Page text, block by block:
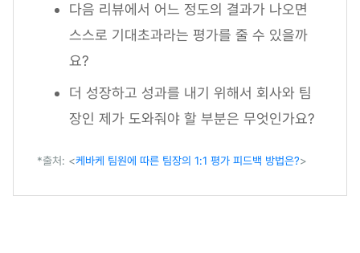
다음 리뷰에서 어느 정도의 결과가 나오면
스스로 기대초과라는 평가를 줄 수 있을까
요?
더 성장하고 성과를 내기 위해서 회사와 팀
장인 제가 도와줘야 할 부분은 무엇인가요?
*출처: <케바케 팀원에 따른 팀장의 1:1 평가 피드백 방법은?>